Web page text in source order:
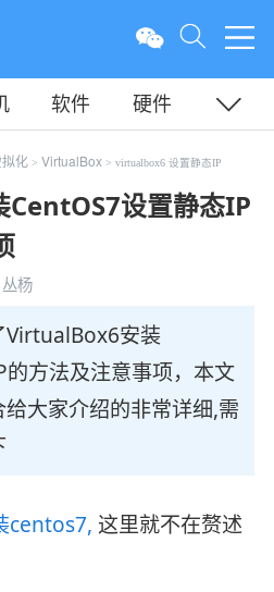
软件
硬件
化> VirtualBox> virtualbox6 设置静态IP
设置静态IP
杨
VirtualBox6安装
方法及注意事项，本文
大家介绍的非常详细,需
centos7, 这里就不在赘述